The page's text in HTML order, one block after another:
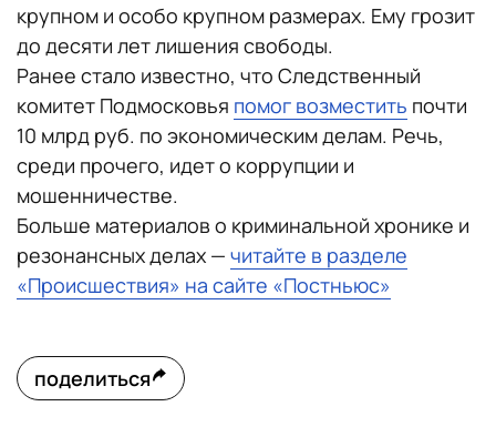
крупном и особо крупном размерах. Ему грозит
до десяти лет лишения свободы.
Ранее стало известно, что Следственный
комитет Подмосковья помог возместить почти
10 млрд руб. по экономическим делам. Речь,
среди прочего, идет о коррупции и
мошенничестве.
Больше материалов о криминальной хронике и
резонансных делах — читайте в разделе
«Происшествия» на сайте «Постньюс»
поделиться